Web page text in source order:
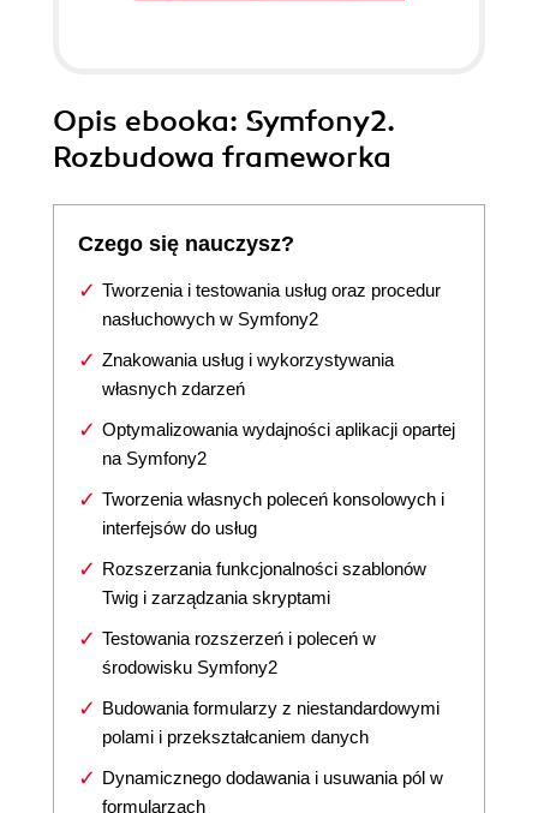
Opis ebooka: Symfony2.
Rozbudowa frameworka
Czego się nauczysz?
Tworzenia i testowania usług oraz procedur
nasłuchowych w Symfony2
Znakowania usług i wykorzystywania
własnych zdarzeń
Optymalizowania wydajności aplikacji opartej
na Symfony2
Tworzenia własnych poleceń konsolowych i
interfejsów do usług
Rozszerzania funkcjonalności szablonów
Twig i zarządzania skryptami
Testowania rozszerzeń i poleceń w
środowisku Symfony2
Budowania formularzy z niestandardowymi
polami i przekształcaniem danych
Dynamicznego dodawania i usuwania pól w
formularzach